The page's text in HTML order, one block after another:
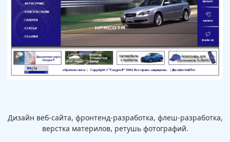
Дизайн веб-сайта, фронтенд-разработка, флеш-разработка,
верстка материлов, ретушь фотографий.